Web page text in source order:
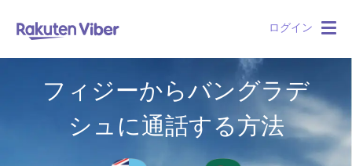
ログイン
フィジーからバングラデ
シュに通話する方法